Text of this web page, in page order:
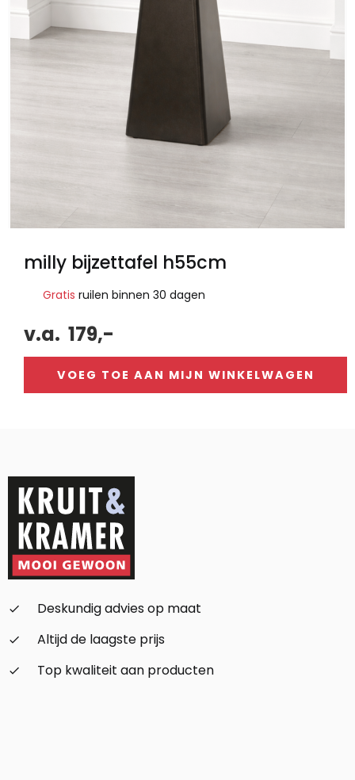
milly bijzettafel h55cm
Gratis ruilen binnen 30 dagen
v.a. 179,-
VOEG TOE AAN MIJN WINKELWAGEN
check_small
Deskundig advies op maat
check_small
Altijd de laagste prijs
check_small
Top kwaliteit aan producten